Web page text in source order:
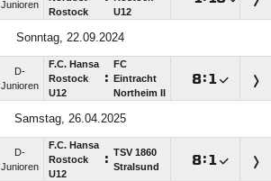
Junioren
Rostock
U12
Sonntag, 22.09.2024
D-
Junioren
F.C. Hansa
Rostock
U12
:
FC
Eintracht
Northeim II
:
Samstag, 26.04.2025
D-
Junioren
F.C. Hansa
Rostock
U12
: TSV 1860
Stralsund
: